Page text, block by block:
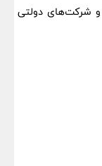
و شرکت‌های دولتی